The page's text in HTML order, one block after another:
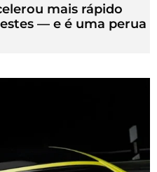
mais rápido
— e é uma perua